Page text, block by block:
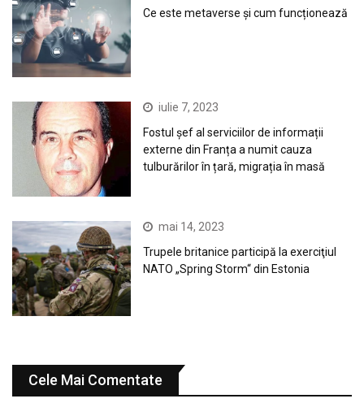
Ce este metaverse și cum funcționează
iulie 7, 2023
Fostul șef al serviciilor de informații
externe din Franța a numit cauza
tulburărilor în țară, migrația în masă
mai 14, 2023
Trupele britanice participă la exerciţiul
NATO „Spring Storm“ din Estonia
Cele Mai Comentate